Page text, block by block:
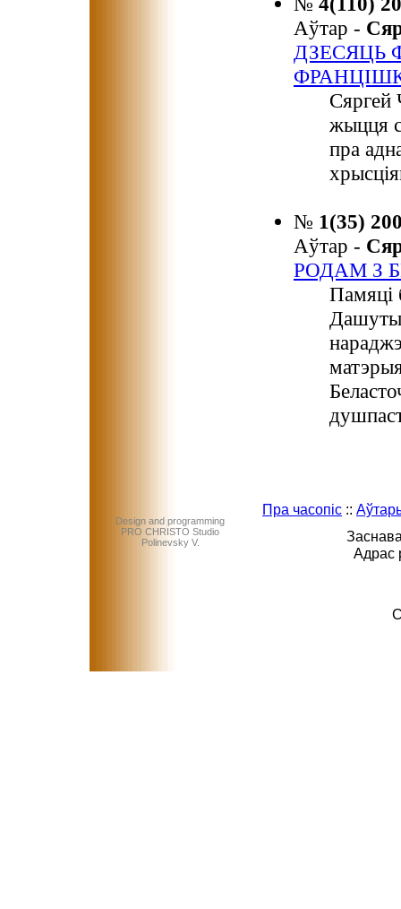
Аўтар -
ДЗЕСЯЦЬ
Сяргей
жыцця
пра
№ 1(35)
Аўтар -
РОДАМ З
Памяці
Дашуты
Design and programming
PRO CHRISTO Studio
Polinevsky V.
Пра часопіс ::
Адрас